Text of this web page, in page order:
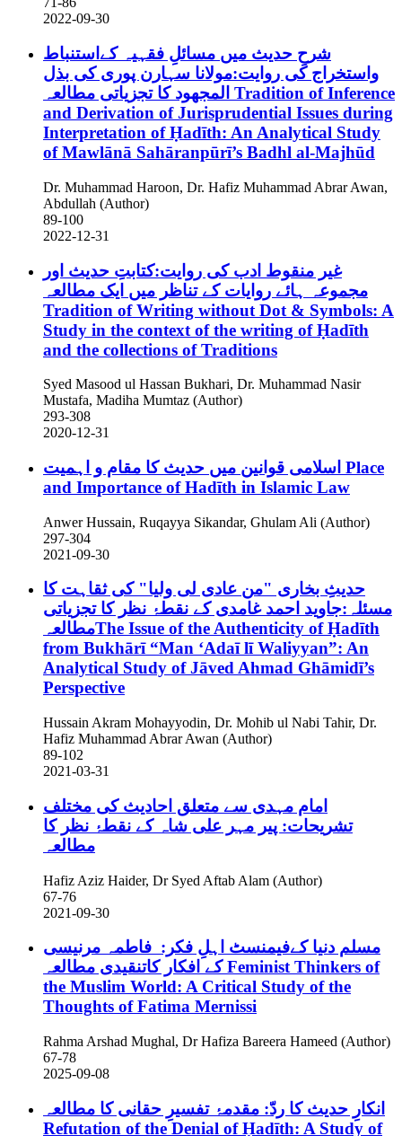
2022-09-30
شرحِ حدیث میں مسائلِ فقہیہ کےاستنباط
واستخراج کی روایت:مولانا سہارن پوری کی بذل
Tradition of Inference
and Derivation of Jurisprudential Issues during
Interpretation of Ḥadīth: An Analytical Study
of Mawlānā Sahāranpūrī’s Badhl al-Majhūd
Dr. Muhammad Haroon, Dr. Hafiz Muhammad Abrar Awan,
Abdullah (Author)
89-100
2022-12-31
غیر منقوط ادب کی روایت:کتابتِ حدیث اور
مجموعہ ہائے روایات کے تناظر میں ایک مطالعہ
Tradition of Writing without Dot & Symbols: A
Study in the context of the writing of Ḥadīth
and the collections of Traditions
Syed Masood ul Hassan Bukhari, Dr. Muhammad Nasir
Mustafa, Madiha Mumtaz (Author)
293-308
2020-12-31
Place
and Importance of Hadīth in Islamic Law
Anwer Hussain, Ruqayya Sikandar, Ghulam Ali (Author)
297-304
2021-09-30
حدیثِ بخاری "من عادی لی ولیا" کی ثقاہت کا
مسئلہ:جاوید احمد غامدی کے نقطۂ نظر کا تجزیاتی
مطالعہThe Issue of the Authenticity of Ḥadīth
from Bukhārī “Man ʻAdaī lī Waliyyan”: An
Analytical Study of Jāved Ahmad Ghāmidī’s
Perspective
Hussain Akram Mohayyodin, Dr. Mohib ul Nabi Tahir, Dr.
Hafiz Muhammad Abrar Awan (Author)
89-102
2021-03-31
امام مہدی سے متعلق احادیث کی مختلف
تشریحات: پیر مہر علی شاہ کے نقطۂ نظر کا
مطالعہ
Hafiz Aziz Haider, Dr Syed Aftab Alam (Author)
67-76
2021-09-30
مسلم دنیا کےفیمنسٹ اہلِ فکر: فاطمہ مرنیسی
کے افکار کاتنقیدی مطالعہFeminist Thinkers of
the Muslim World: A Critical Study of the
Thoughts of Fatima Mernissi
Rahma Arshad Mughal, Dr Hafiza Bareera Hameed (Author)
67-78
2025-09-08
انکارِ حدیث کا ردّ: مقدمۂ تفسیرِ حقانی کا مطالعہ
Refutation of the Denial of Ḥadīth: A Study of